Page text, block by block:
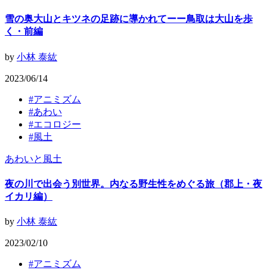
雪の奥大山とキツネの足跡に導かれてーー鳥取は大山を歩
く・前編
by 小林 泰紘
2023/06/14
#アニミズム
#あわい
#エコロジー
#風土
あわいと風土
夜の川で出会う別世界。内なる野生性をめぐる旅（郡上・夜
イカリ編）
by 小林 泰紘
2023/02/10
#アニミズム